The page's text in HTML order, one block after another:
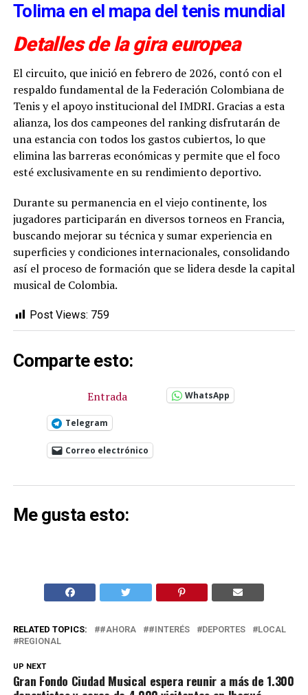
Tolima en el mapa del tenis mundial
Detalles de la gira europea
El circuito, que inició en febrero de 2026, contó con el
respaldo fundamental de la Federación Colombiana de
Tenis y el apoyo institucional del IMDRI. Gracias a esta
alianza, los dos campeones del ranking disfrutarán de
una estancia con todos los gastos cubiertos, lo que
elimina las barreras económicas y permite que el foco
esté exclusivamente en su rendimiento deportivo.
Durante su permanencia en el viejo continente, los
jugadores participarán en diversos torneos en Francia,
buscando mejorar su técnica y sumar experiencia en
superficies y condiciones internacionales, consolidando
así el proceso de formación que se lidera desde la capital
musical de Colombia.
Post Views: 759
Comparte esto:
Entrada WhatsApp
Telegram
Correo electrónico
Me gusta esto:
RELATED TOPICS: #AHORA #INTERÉS DEPORTES
LOCAL
REGIONAL
UP NEXT
Gran Fondo Ciudad Musical espera reunir a más de 1.300